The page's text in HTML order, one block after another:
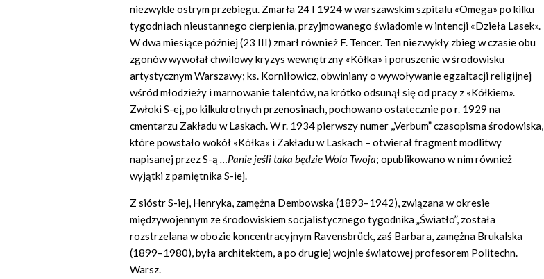
niezwykle ostrym przebiegu. Zmarła 24 I 1924 w warszawskim szpitalu «Omega» po kilku
tygodniach nieustannego cierpienia, przyjmowanego świadomie w intencji «Dzieła Lasek».
W dwa miesiące później (23 III) zmarł również F. Tencer. Ten niezwykły zbieg w czasie obu
zgonów wywołał chwilowy kryzys wewnętrzny «Kółka» i poruszenie w środowisku
artystycznym Warszawy; ks. Korniłowicz, obwiniany o wywoływanie egzaltacji religijnej
wśród młodzieży i marnowanie talentów, na krótko odsunął się od pracy z «Kółkiem».
Zwłoki S-ej, po kilkukrotnych przenosinach, pochowano ostatecznie po r. 1929 na
cmentarzu Zakładu w Laskach. W r. 1934 pierwszy numer ,,Verbum” czasopisma środowiska,
które powstało wokół «Kółka» i Zakładu w Laskach – otwierał fragment modlitwy
napisanej przez S-ą …Panie jeśli taka będzie Wola Twoja; opublikowano w nim również
wyjątki z pamiętnika S-iej.
Z sióstr S-iej, Henryka, zamężna Dembowska (1893–1942), związana w okresie
międzywojennym ze środowiskiem socjalistycznego tygodnika „Światło”, została
rozstrzelana w obozie koncentracyjnym Ravensbrück, zaś Barbara, zamężna Brukalska
(1899–1980), była architektem, a po drugiej wojnie światowej profesorem Politechn.
Warsz.